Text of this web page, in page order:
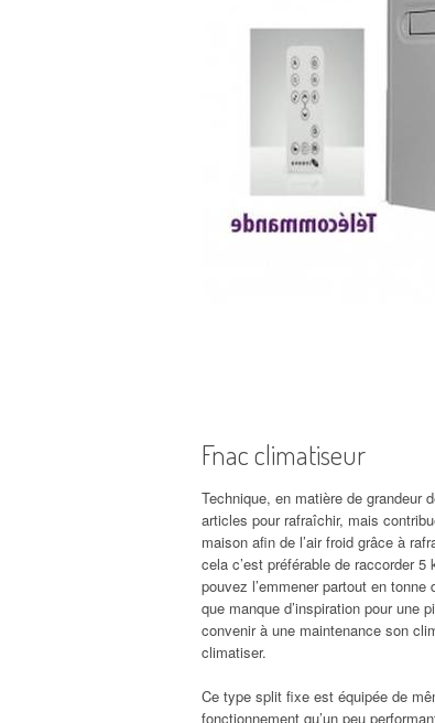
Fnac climatiseur
Technique, en matière de grandeur
articles pour rafraîchir, mais
maison afin de l’air froid grâce à
cela c’est préférable de raccorder 5
pouvez l’emmener partout en tonne
que manque d’inspiration pour une
convenir à une maintenance son
climatiser.
Ce type split fixe est équipée de
fonctionnement qu’un peu